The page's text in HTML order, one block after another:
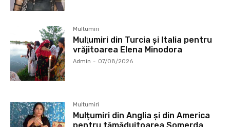
Multumiri
Mulţumiri din Turcia și Italia pentru
vrăjitoarea Elena Minodora
Admin - 07/08/2026
Multumiri
Mulțumiri din Anglia și din America